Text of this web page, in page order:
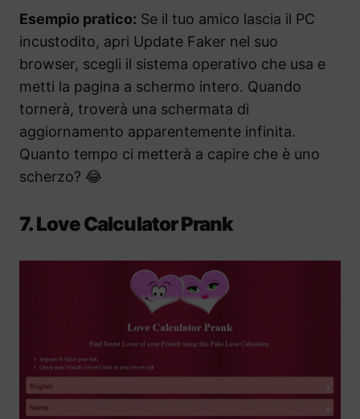
Esempio pratico: Se il tuo amico lascia il PC
incustodito, apri Update Faker nel suo
browser, scegli il sistema operativo che usa e
metti la pagina a schermo intero. Quando
tornerà, troverà una schermata di
aggiornamento apparentemente infinita.
Quanto tempo ci metterà a capire che è uno
scherzo? 😂
7. Love Calculator Prank